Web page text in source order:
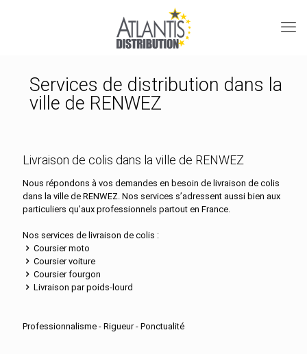
Services de distribution dans la
ville de RENWEZ
Livraison de colis dans la ville de RENWEZ
Nous répondons à vos demandes en besoin de livraison de colis
dans la ville de RENWEZ. Nos services s’adressent aussi bien aux
particuliers qu’aux professionnels partout en France.
Nos services de livraison de colis :
Coursier moto
Coursier voiture
Coursier fourgon
Livraison par poids-lourd
Professionnalisme - Rigueur - Ponctualité